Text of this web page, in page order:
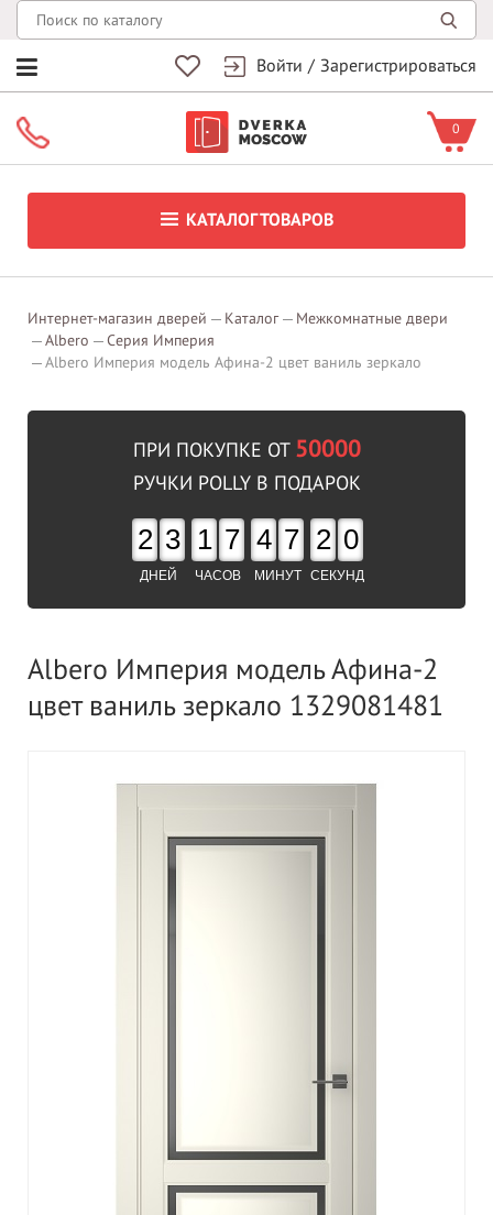
Войти / Зарегистрироваться
0
КАТАЛОГ ТОВАРОВ
Интернет-магазин дверей Каталог
Межкомнатные двери
Albero
Серия Империя
Albero Империя модель Афина-2 цвет ваниль зеркало
ПРИ ПОКУПКЕ ОТ 50000
РУЧКИ POLLY В ПОДАРОК
2 3
ДНЕЙ
1 7
ЧАСОВ
4 7
МИНУТ
1 9
СЕКУНД
Albero Империя модель Афина-2
цвет ваниль зеркало 1329081481